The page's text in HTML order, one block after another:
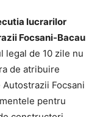
lucrarilor
Focsani-Bacau
legal de 10 zile nu
de atribuire
Focsani
pentru